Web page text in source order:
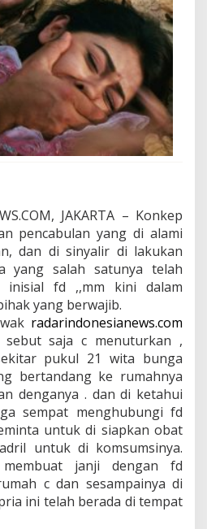
JAKARTA – Konkep
pencabulan yang di alami
dan di sinyalir di lakukan
yang salah satunya telah
inisial fd ,,mm kini dalam
yang berwajib.
radarindonesianews.com
sebut saja c menuturkan ,
pukul 21 wita bunga
bertandang ke rumahnya
denganya . dan di ketahui
sempat menghubungi fd
untuk di siapkan obat
untuk di komsumsinya.
janji dengan fd
c dan sesampainya di
ini telah berada di tempat